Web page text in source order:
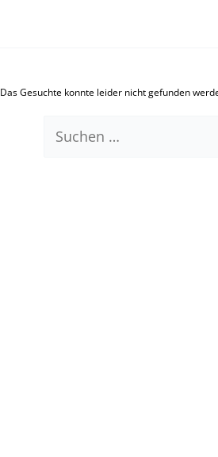
Das Gesuchte konnte leider nicht gefunden